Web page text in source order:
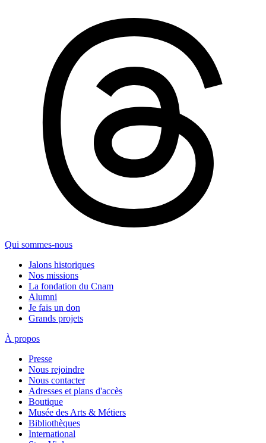
Qui sommes-nous
Jalons historiques
Nos missions
La fondation du Cnam
Alumni
Je fais un don
Grands projets
À propos
Presse
Nous rejoindre
Nous contacter
Adresses et plans d'accès
Boutique
Musée des Arts & Métiers
Bibliothèques
International